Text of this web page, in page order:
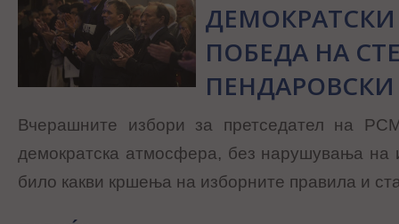
ДЕМОКРАТСКИ
ПОБЕДА НА
ПЕНДАРОВСКИ
Вчерашните избори за претседател на
демократска атмосфера, без нарушувања на
било какви кршења на изборните правила и